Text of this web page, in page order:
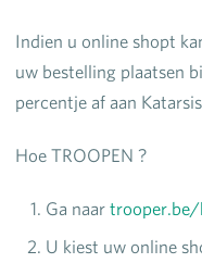
Indien u online shopt
uw bestelling plaatsen
percentje af aan
Hoe TROOPEN ?
Ga naar trooper.be/
U kiest uw online